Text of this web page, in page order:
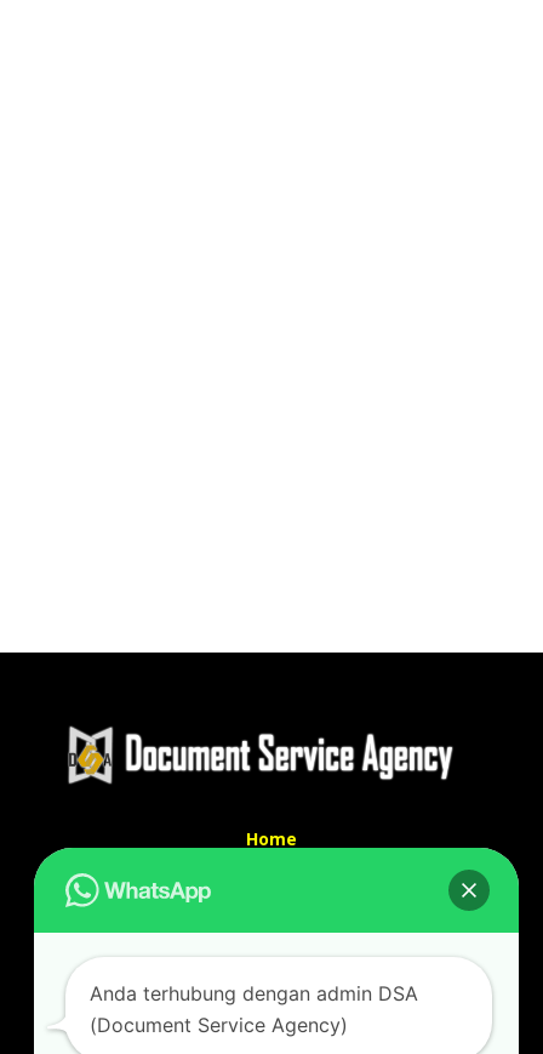
Home
Kontak kami
Alamat kantor :
Jl Swadaya Pam No 6 Rt 006 Rw 007 Jatinegara,
Anda terhubung dengan admin DSA
(Document Service Agency)